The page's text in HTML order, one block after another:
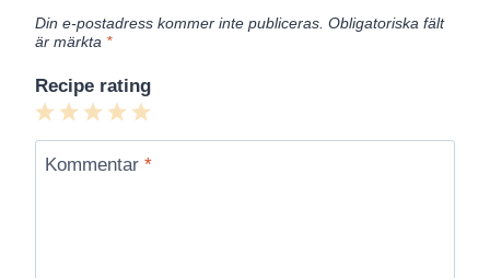
Din e-postadress kommer inte publiceras. Obligatoriska fält
är märkta *
Recipe rating
5
Stars
4
Stars
3
Stars
2
Stars
1
Star
Kommentar *